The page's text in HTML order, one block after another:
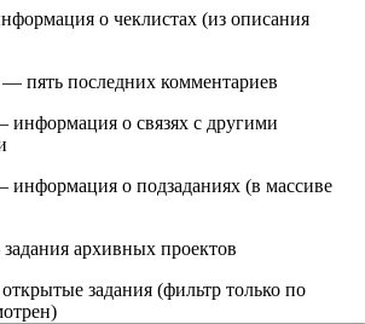
о чеклистах (из описания
— пять последних комментариев
информация о связях с другими
информация о подзаданиях (в массиве
архивных проектов
задания (фильтр только по